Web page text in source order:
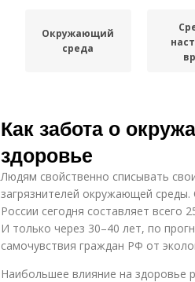
Окружающий
среда
Как забота о
здоровье
Людям свойственно списывать
загрязнителей окружающей
России сегодня составляет всего
И только через 30–40 лет, по
самочувствия граждан РФ от
Наибольшее влияние на здоровье